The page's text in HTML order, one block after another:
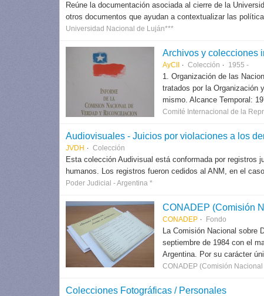
Reúne la documentación asociada al cierre de la
otros documentos que ayudan a contextualizar las
Universidad Nacional de Luján***
Archivos y colecciones
AyCII Colección 1955 -
1. Organización de las
tratados por la Organización
mismo. Alcance Temporal:
Comité Internacional de la
Audiovisuales - Juicios por violaciones a los
JVDH Colección
Esta colección Audivisual está conformada por registros
humanos. Los registros fueron cedidos al ANM, en el
Poder Judicial - Argentina *
CONADEP (Comisión
CONADEP Fondo
La Comisión Nacional sobre
septiembre de 1984 con el
Argentina. Por su carácter
CONADEP (Comisión
Colecciones Fotográficas / Personales